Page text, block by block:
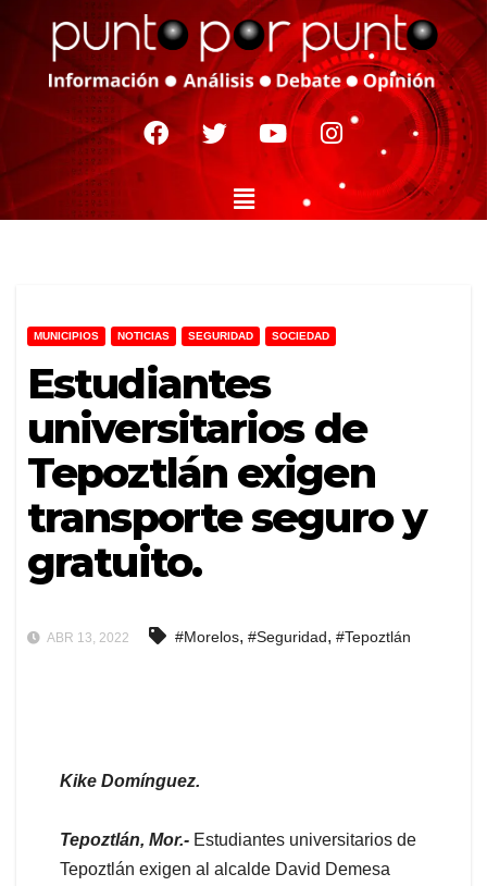
MUNICIPIOS NOTICIAS SEGURIDAD SOCIEDAD
Estudiantes
universitarios de
Tepoztlán exigen
transporte seguro y
gratuito.
ABR 13, 2022 #Morelos, #Seguridad, #Tepoztlán
Kike Domínguez.
Tepoztlán, Mor.- Estudiantes universitarios de
Tepoztlán exigen al alcalde David Demesa